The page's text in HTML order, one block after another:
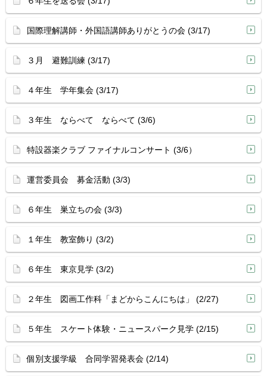
国際理解講師・外国語講師ありがとうの会 (3/17)
３月 避難訓練 (3/17)
４年生 学年集会 (3/17)
３年生 ならべて ならべて (3/6)
特設器楽クラブ ファイナルコンサート (3/6）
運営委員会 募金活動 (3/3)
６年生 巣立ちの会 (3/3)
１年生 教室飾り (3/2)
６年生 東京見学 (3/2)
２年生 図画工作科「まどからこんにちは」 (2/27)
５年生 スケート体験・ニュースパーク見学 (2/15)
個別支援学級 合同学習発表会 (2/14)